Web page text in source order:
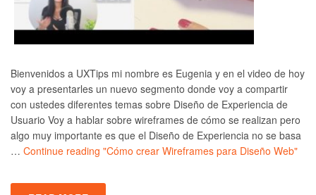
Bienvenidos a UXTips mi nombre es Eugenia y en el video de hoy
voy a presentarles un nuevo segmento donde voy a compartir
con ustedes diferentes temas sobre Diseño de Experiencia de
Usuario Voy a hablar sobre wireframes de cómo se realizan pero
algo muy importante es que el Diseño de Experiencia no se basa
… Continue reading "Cómo crear Wireframes para Diseño Web"